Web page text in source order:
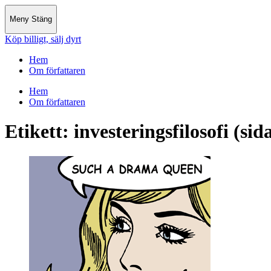
Meny Stäng
Köp billigt, sälj dyrt
Hem
Om författaren
Hem
Om författaren
Etikett: investeringsfilosofi